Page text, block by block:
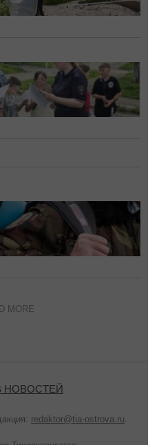
MORE
НОВОСТЕЙ
redaktor@tia-ostrova.ru